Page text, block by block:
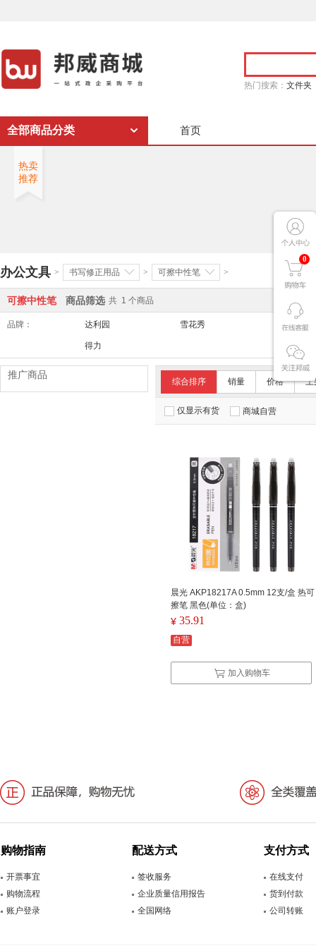
热门搜索： 文件夹
0
全部商品分类 首页
热卖
推荐
办公文具 > 书写修正用品 > 可擦中性笔 >
可擦中性笔 商品筛选 共 1 个商品
品牌： 达利园 雪花秀 舒适达/
得力
综合排序 销量 价格 上
仅显示有货 商城自营
晨光 AKP18217A 0.5mm 12支/盒 热可
擦笔 黑色(单位：盒)
¥ 35.91
自营
加入购物车
推广商品
购物指南
开票事宜
购物流程
账户登录
配送方式
签收服务
企业质量信用报告
全国网络
支付方式
在线支付
货到付款
公司转账